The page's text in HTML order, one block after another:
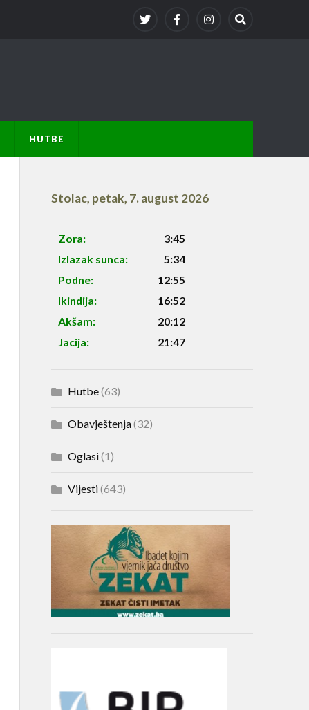
HUTBE
Stolac, petak, 7. august 2026
Zora:
3:45
Izlazak sunca:
5:34
Podne:
12:55
Ikindija:
16:52
Akšam:
20:12
Jacija:
21:47
Hutbe(63)
Obavještenja(32)
Oglasi(1)
Vijesti(643)